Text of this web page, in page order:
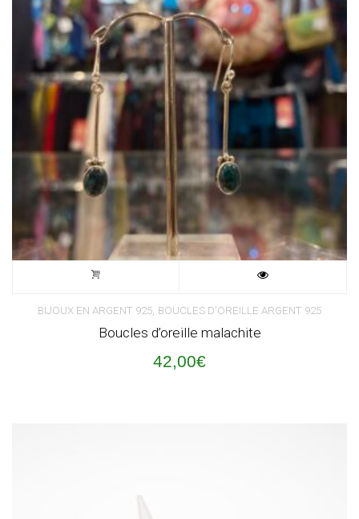
BIJOUX EN ARGENT 925, BOUCLES D'OREILLE ARGENT 925
Boucles d’oreille malachite
42,00€